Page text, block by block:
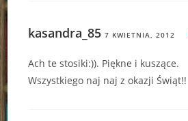
kasandra_85 7 KWIETNIA, 2012
Ach te stosiki:)). Piękne i kuszące.
Wszystkiego naj naj z okazji Świąt!!